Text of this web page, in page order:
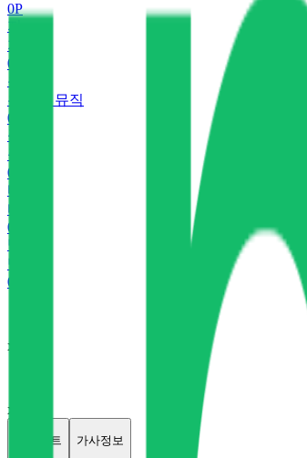
0P
지
지니
0
유
유튜브 뮤직
0
플
플로
0
바
바이브
0
벅
벅스
0
x
x
개별차트 가사정보